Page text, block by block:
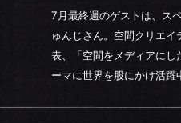
7月最終週のゲストは、ス
ゅんじさん。空間クリエ
表、「空間をメディアにし
ーマに世界を股にかけ活躍